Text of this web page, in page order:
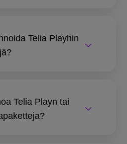
Telia Playhin
Telia Playn tai